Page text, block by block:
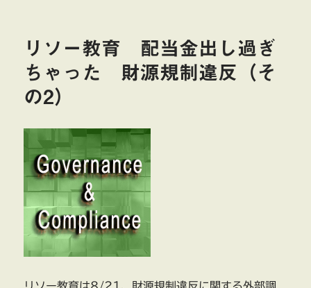
リソー教育 配当金出し過ぎ
ちゃった 財源規制違反（そ
の2）